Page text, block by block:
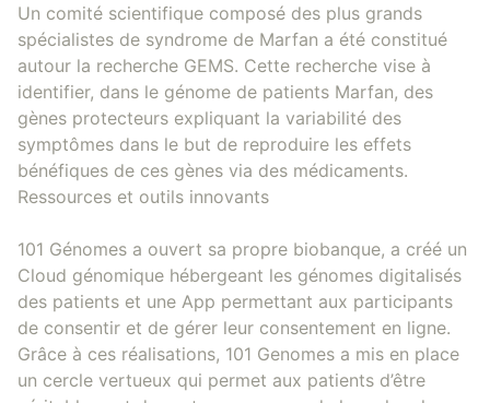
Un comité scientifique composé des plus grands
spécialistes de syndrome de Marfan a été constitué
autour la recherche GEMS. Cette recherche vise à
identifier, dans le génome de patients Marfan, des
gènes protecteurs expliquant la variabilité des
symptômes dans le but de reproduire les effets
bénéfiques de ces gènes via des médicaments.
Ressources et outils innovants
101 Génomes a ouvert sa propre biobanque, a créé un
Cloud génomique hébergeant les génomes digitalisés
des patients et une App permettant aux participants
de consentir et de gérer leur consentement en ligne.
Grâce à ces réalisations, 101 Genomes a mis en place
un cercle vertueux qui permet aux patients d’être